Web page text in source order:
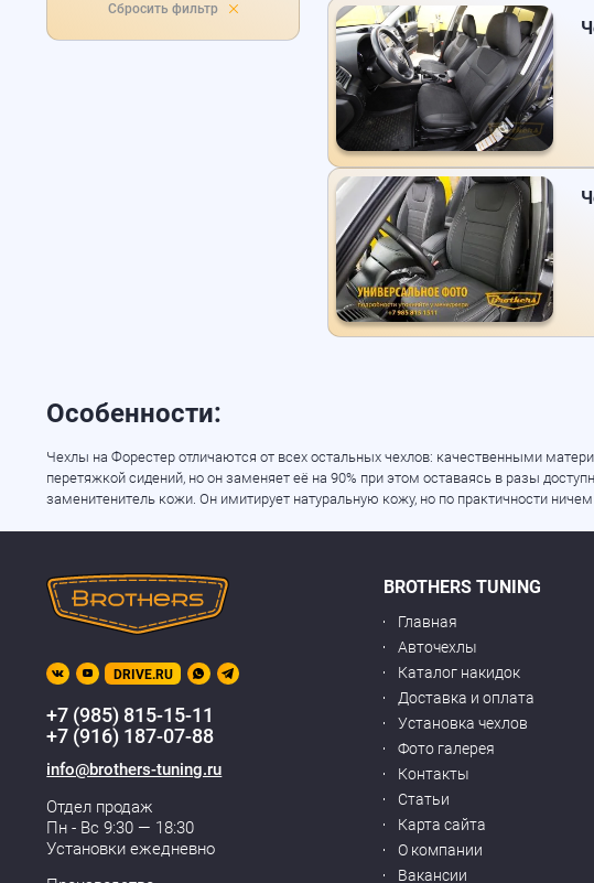
Сбросить фильтр
Особенности:
Чехлы на Форестер отличаются от всех остальных чехлов: качественными
перетяжкой сидений, но он заменяет её на 90% при этом оставаясь в разы
заменитенитель кожи. Он имитирует натуральную кожу, но по практичности
DRIVE.RU
+7 (985) 815-15-11
+7 (916) 187-07-88
info@brothers-tuning.ru
Отдел продаж
Пн - Вс 9:30 — 18:30
Установки ежедневно
BROTHERS TUNING
Главная
Авточехлы
Каталог накидок
Доставка и оплата
Установка чехлов
Фото галерея
Контакты
Статьи
Карта сайта
О компании
Вакансии